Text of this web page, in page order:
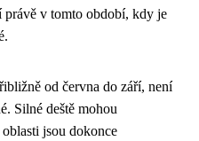
právě v tomto období, kdy je
od června do září, není
Silné deště mohou
jsou dokonce